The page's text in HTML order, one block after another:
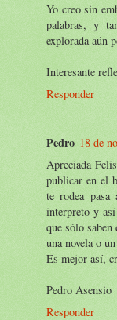
Yo creo sin
palabras, y
explorada aún
Interesante
Responder
Pedro 18 de
Apreciada
publicar en el
te rodea
interpreto y
que sólo
una novela o
Es mejor así,
Pedro Asensio
Responder